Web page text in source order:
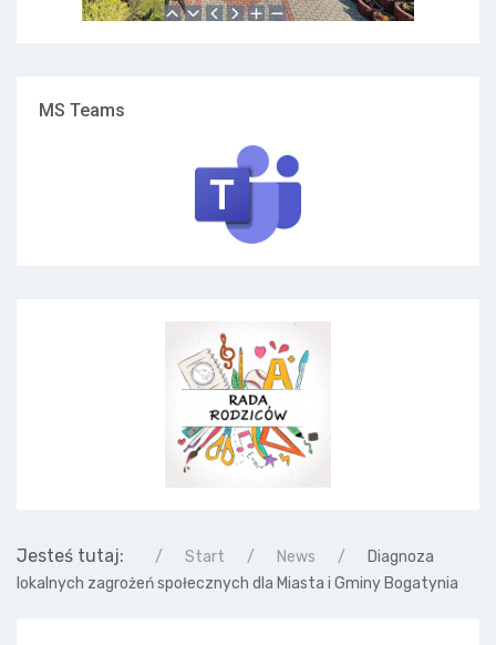
MS Teams
Jesteś tutaj: Start News
Diagnoza
lokalnych zagrożeń społecznych dla Miasta i Gminy Bogatynia